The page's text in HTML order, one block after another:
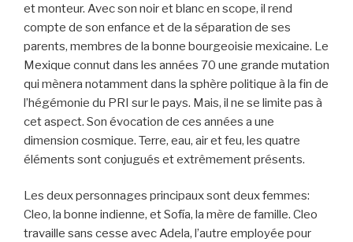
et monteur. Avec son noir et blanc en scope, il rend
compte de son enfance et de la séparation de ses
parents, membres de la bonne bourgeoisie mexicaine. Le
Mexique connut dans les années 70 une grande mutation
qui mènera notamment dans la sphère politique à la fin de
l’hégémonie du PRI sur le pays. Mais, il ne se limite pas à
cet aspect. Son évocation de ces années a une
dimension cosmique. Terre, eau, air et feu, les quatre
éléments sont conjugués et extrêmement présents.
Les deux personnages principaux sont deux femmes:
Cleo, la bonne indienne, et Sofía, la mère de famille. Cleo
travaille sans cesse avec Adela, l’autre employée pour